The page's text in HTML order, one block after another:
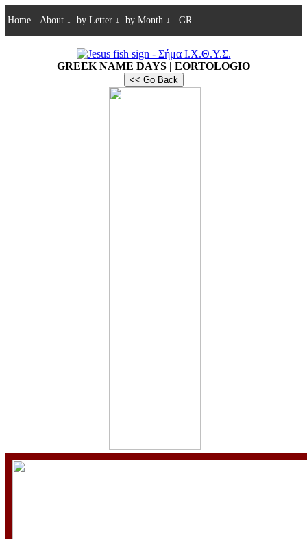
Home About ↓ by Letter ↓ by Month ↓ GR
GREEK NAME DAYS | EORTOLOGIO
<< Go Back